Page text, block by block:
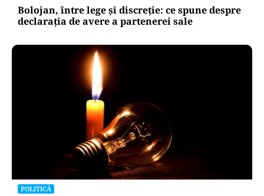
Bolojan, între lege și discreție: ce spune despre
declarația de avere a partenerei sale
POLITICĂ